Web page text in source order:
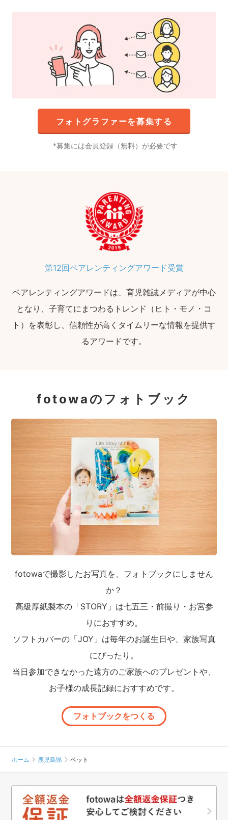
フォトグラファーを募集する
募集には会員登録（無料）が必要です
第12回ペアレンティングアワード受賞
ペアレンティングアワードは、育児雑誌メディアが中心
となり、子育てにまつわるトレンド（ヒト・モノ・コ
ト）を表彰し、信頼性が高くタイムリーな情報を提供す
るアワードです。
fotowaのフォトブック
fotowaで撮影したお写真を、フォトブックにしません
か？
高級厚紙製本の「STORY」は七五三・前撮り・お宮参
りにおすすめ。
ソフトカバーの「JOY」は毎年のお誕生日や、家族写真
にぴったり。
当日参加できなかった遠方のご家族へのプレゼントや、
お子様の成長記録におすすめです。
フォトブックをつくる
ホーム 鹿児島県 ペット